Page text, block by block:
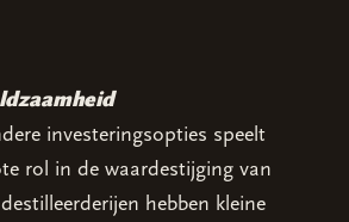
investeringsopties speelt
rol in de waardestijging van
hebben kleine